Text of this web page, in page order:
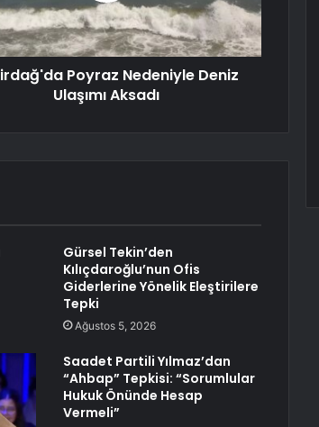
Poyraz Nedeniyle Deniz
Ulaşımı Aksadı
Gürsel Tekin’den
Kılıçdaroğlu’nun Ofis
Giderlerine Yönelik Eleştirilere
Tepki
Ağustos 5, 2026
Saadet Partili Yılmaz’dan
“Ahbap” Tepkisi: “Sorumlular
Hukuk Önünde Hesap
Vermeli”